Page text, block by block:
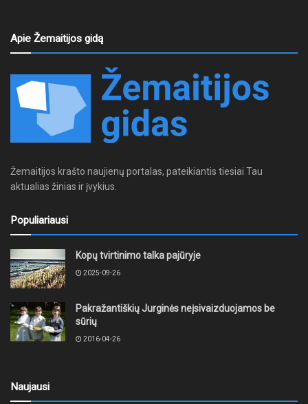
Apie Žemaitijos gidą
Žemaitijos krašto naujienų portalas, pateikiantis tiesiai Tau
aktualias žinias ir įvykius.
Populiariausi
Kopų tvirtinimo talka pajūryje
2025-09-26
Pakražantiškių Jurginės neįsivaizduojamos be
sūrių
2016-04-26
Naujausi